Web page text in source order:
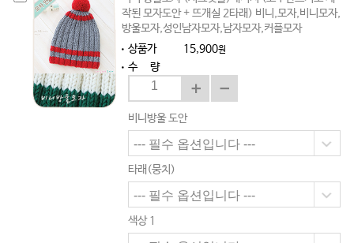
작된 모자도안 + 뜨개실 2타래) 비니,모자,비니모자,
방울모자,성인남자모자,남자모자,커플모자
상품가
15,900원
수 량
비니방울 도안
타래(뭉치)
색상 1